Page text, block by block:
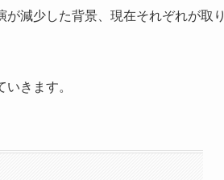
減少した背景、現在それぞれが取り
きます。